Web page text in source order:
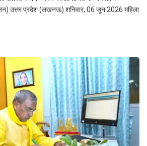
उत्तर प्रदेश (लखनऊ) शनिवार, 06 जून 2026 महिला